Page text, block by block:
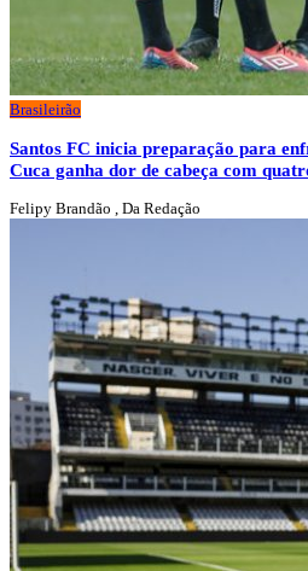
Brasileirão
Santos FC inicia preparação para
Cuca ganha dor de cabeça com
Felipy Brandão , Da Redação